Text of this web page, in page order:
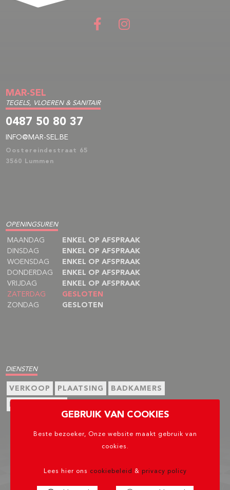
MAR-SEL
TEGELS, VLOEREN & SANITAIR
0487 50 80 37
INFO@MAR-SEL.BE
Oostereindestraat 65
3560 Lummen
OPENINGSUREN
MAANDAG
ENKEL OP AFSPRAAK
DINSDAG
ENKEL OP AFSPRAAK
WOENSDAG
ENKEL OP AFSPRAAK
DONDERDAG
ENKEL OP AFSPRAAK
VRIJDAG
ENKEL OP AFSPRAAK
ZATERDAG
GESLOTEN
ZONDAG
GESLOTEN
DIENSTEN
VERKOOP PLAATSING BADKAMERS
GEBRUIK VAN COOKIES
Beste bezoeker, Onze website maakt gebruik van
cookies.
Lees hier ons cookiebeleid & privacy policy